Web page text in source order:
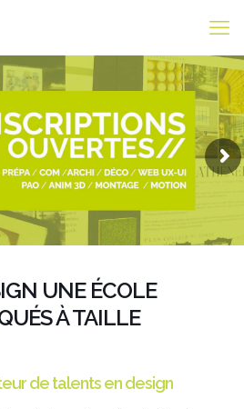
UNE ÉCOLE
À TAILLE
de talents en design